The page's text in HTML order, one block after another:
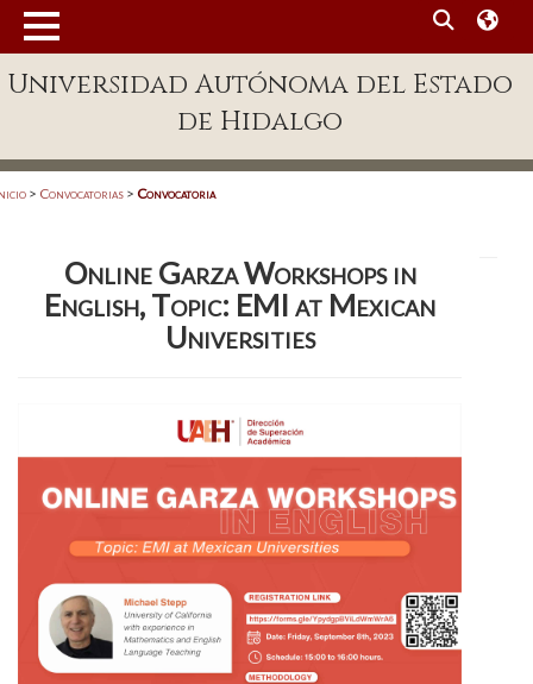
Enlaces
Patronato
Acreditación Internacional
Aspirantes
Personal
Alumni
Visitantes
Universidad Autónoma del Estado
de Hidalgo
> Convocatorias > Convocatoria
Online Garza Workshops in
English, Topic: EMI at Mexican
Universities